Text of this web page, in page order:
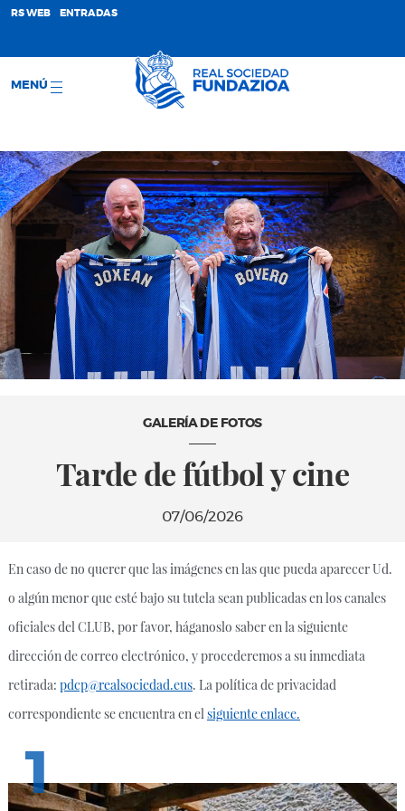
RS WEB ENTRADAS
MENÚ
GALERÍA DE FOTOS
Tarde de fútbol y cine
07/06/2026
En caso de no querer que las imágenes en las que pueda aparecer Ud.
o algún menor que esté bajo su tutela sean publicadas en los canales
oficiales del CLUB, por favor, háganoslo saber en la siguiente
dirección de correo electrónico, y procederemos a su inmediata
retirada: pdcp@realsociedad.eus. La política de privacidad
correspondiente se encuentra en elsiguiente enlace.
1